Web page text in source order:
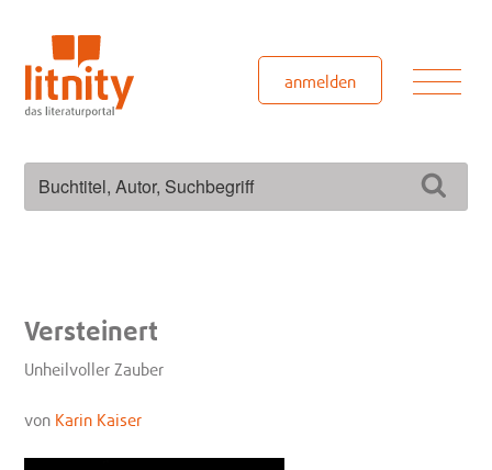
springen
anmelden
Versteinert
Unheilvoller Zauber
von Karin Kaiser